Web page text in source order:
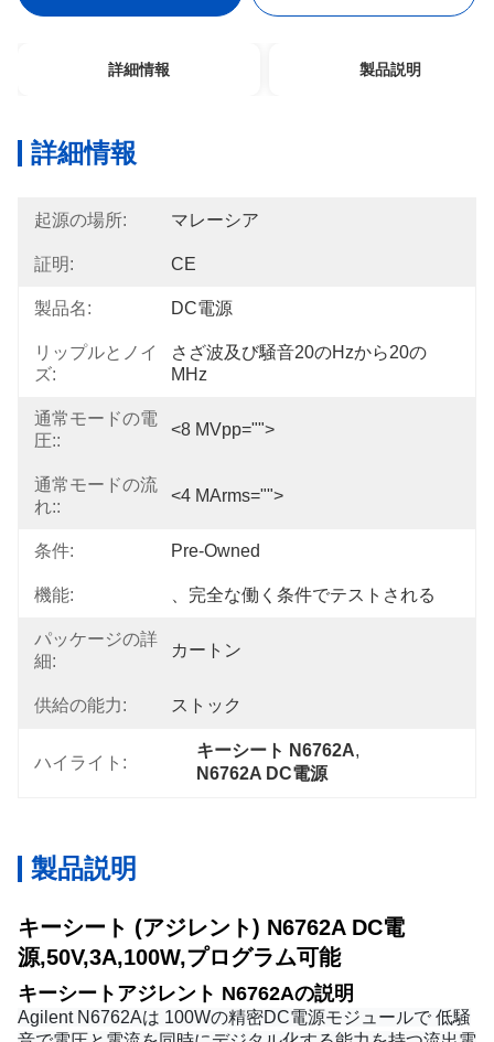
詳細情報 製品説明
詳細情報
起源の場所: マレーシア
証明: CE
製品名: DC電源
リップルとノイ
ズ:
さざ波及び騒音20のHzから20の
MHz
通常モードの電
圧::
<8 MVpp="">
通常モードの流
れ::
<4 MArms="">
条件: Pre-Owned
機能: 、完全な働く条件でテストされる
パッケージの詳
細:
カートン
供給の能力: ストック
ハイライト:
キーシート N6762A,
N6762A DC電源
製品説明
キーシート (アジレント) N6762A DC電
源,50V,3A,100W,プログラム可能
キーシートアジレント N6762Aの説明
Agilent N6762Aは 100Wの精密DC電源モジュールで 低騒